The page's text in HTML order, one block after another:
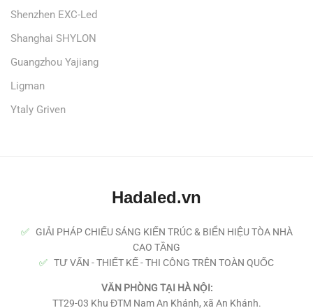
Shenzhen EXC-Led
Shanghai SHYLON
Guangzhou Yajiang
Ligman
Ytaly Griven
Hadaled.vn
✅
GIẢI PHÁP CHIẾU SÁNG KIẾN TRÚC & BIỂN HIỆU TÒA NHÀ
CAO TẦNG
✅ TƯ VẤN - THIẾT KẾ - THI CÔNG TRÊN TOÀN QUỐC
VĂN PHÒNG TẠI HÀ NỘI:
TT29-03 Khu ĐTM Nam An Khánh, xã An Khánh.